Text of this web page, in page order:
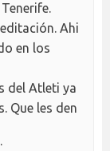
Ahi
en los
del Atleti ya
Que les den